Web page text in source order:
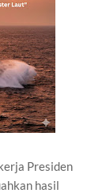
Presiden
hasil